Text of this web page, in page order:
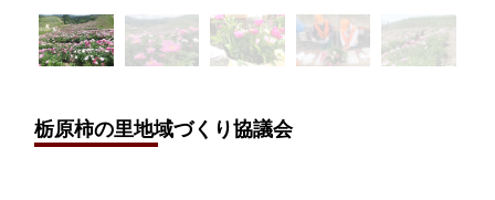
栃原柿の里地域づくり協議会